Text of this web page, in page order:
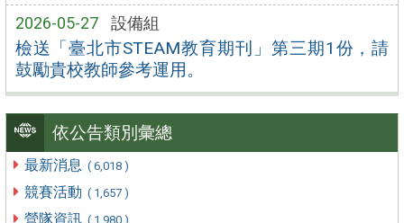
2026-05-27 設備組
檢送「臺北市STEAM教育期刊」第三期1份，請
鼓勵貴校教師參考運用。
依公告類別彙總
最新消息 ( 6,018 )
競賽活動 ( 1,657 )
營隊資訊 ( 1,980 )